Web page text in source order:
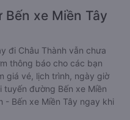
xe Miền Tây
đi Châu Thành vẫn chưa
thông báo cho các bạn
giá vé, lịch trình, ngày giờ
đường Bến xe Miền
- Bến xe Miền Tây ngay khi